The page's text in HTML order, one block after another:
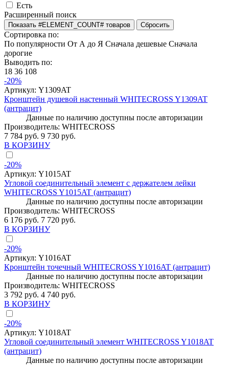
Есть
Расширенный поиск
Сортировка по:
По популярности От А до Я Сначала дешевые Сначала
дорогие
Выводить по:
18 36 108
-20%
Артикул: Y1309AT
Кронштейн душевой настенный WHITECROSS Y1309AT
(антрацит)
Данные по наличию доступны после авторизации
Производитель: WHITECROSS
7 784 руб. 9 730 руб.
В КОРЗИНУ
-20%
Артикул: Y1015AT
Угловой соединительный элемент с держателем лейки
WHITECROSS Y1015AT (антрацит)
Данные по наличию доступны после авторизации
Производитель: WHITECROSS
6 176 руб. 7 720 руб.
В КОРЗИНУ
-20%
Артикул: Y1016AT
Кронштейн точечный WHITECROSS Y1016AT (антрацит)
Данные по наличию доступны после авторизации
Производитель: WHITECROSS
3 792 руб. 4 740 руб.
В КОРЗИНУ
-20%
Артикул: Y1018AT
Угловой соединительный элемент WHITECROSS Y1018AT
(антрацит)
Данные по наличию доступны после авторизации